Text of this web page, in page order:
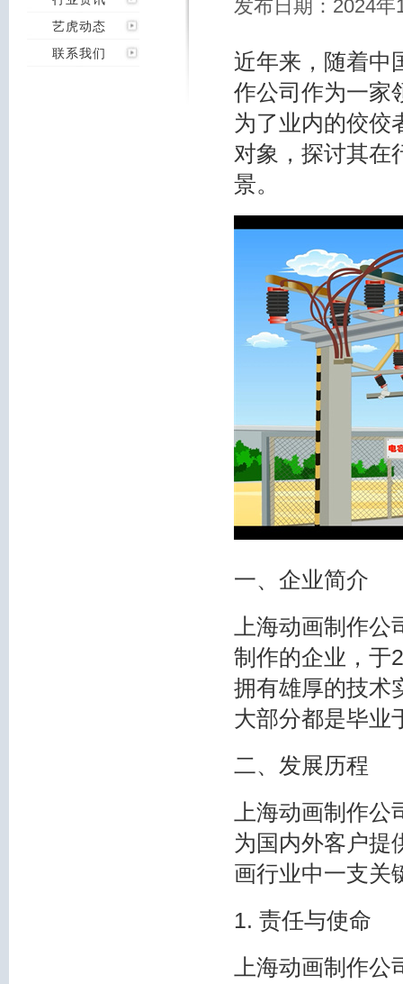
艺虎动态
联系我们
发布日期：2024
近年来，随着中
作公司作为一家
为了业内的佼佼
对象，探讨其在
景。
一、企业简介
上海动画制作
制作的企业，于
拥有雄厚的技术
大部分都是毕业
二、发展历程
上海动画制作
为国内外客户提
画行业中一支关
1. 责任与使命
上海动画制作